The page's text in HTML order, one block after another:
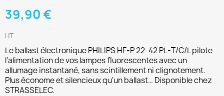
39,90 €
HT
Le ballast électronique PHILIPS HF-P 22-42 PL-T/C/L pilote
l'alimentation de vos lampes fluorescentes avec un
allumage instantané, sans scintillement ni clignotement.
Plus économe et silencieux qu'un ballast… Disponible chez
STRASSELEC.